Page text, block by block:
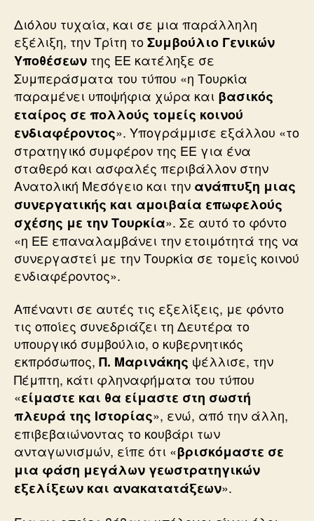
Διόλου τυχαία, και σε μια παράλληλη
εξέλιξη, την Τρίτη τοΣυμβούλιο Γενικών
Υποθέσεων της ΕΕ κατέληξε σε
Συμπεράσματα του τύπου «η Τουρκία
παραμένει υποψήφια χώρα και βασικός
εταίρος σε πολλούς τομείς κοινού
ενδιαφέροντος». Υπογράμμισε εξάλλου «το
στρατηγικό συμφέρον της ΕΕ για ένα
σταθερό και ασφαλές περιβάλλον στην
Ανατολική Μεσόγειο και την ανάπτυξη μιας
συνεργατικής και αμοιβαία επωφελούς
σχέσης με την Τουρκία». Σε αυτό το φόντο
«η ΕΕ επαναλαμβάνει την ετοιμότητά της να
συνεργαστεί με την Τουρκία σε τομείς κοινού
ενδιαφέροντος».
Απέναντι σε αυτές τις εξελίξεις, με φόντο
τις οποίες συνεδριάζει τη Δευτέρα το
υπουργικό συμβούλιο, ο κυβερνητικός
εκπρόσωπος, Π. Μαρινάκης ψέλλισε, την
Πέμπτη, κάτι φληναφήματα του τύπου
«είμαστε και θα είμαστε στη σωστή
πλευρά της Ιστορίας», ενώ, από την άλλη,
επιβεβαιώνοντας το κουβάρι των
ανταγωνισμών, είπε ότι «βρισκόμαστε σε
μια φάση μεγάλων γεωστρατηγικών
εξελίξεων και ανακατατάξεων».